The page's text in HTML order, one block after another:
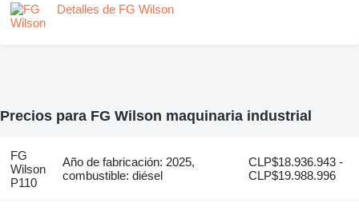
Detalles de FG Wilson
Precios para FG Wilson maquinaria industrial
FG
Wilson
P110
Año de fabricación: 2025,
combustible: diésel
CLP$18.936.943 -
CLP$19.988.996